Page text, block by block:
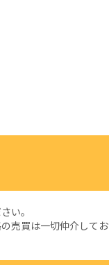
い。
売買は一切仲介してお